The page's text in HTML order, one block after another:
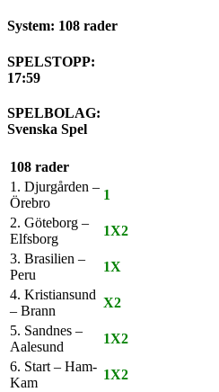
System: 108 rader
SPELSTOPP:
17:59
SPELBOLAG:
Svenska Spel
108 rader
1. Djurgården –
Örebro
1
2. Göteborg –
Elfsborg
1X2
3. Brasilien –
Peru
1X
4. Kristiansund
– Brann
X2
5. Sandnes –
Aalesund
1X2
6. Start – Ham-
Kam
1X2